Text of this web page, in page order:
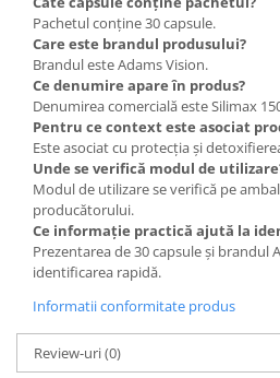
Pachetul conține 30 capsule.
Care este brandul produsului?
Brandul este Adams Vision.
Ce denumire apare în produs?
Denumirea comercială este Silimax
Pentru ce context este asociat
Este asociat cu protecția și
Unde se verifică modul de
Modul de utilizare se verifică pe
producătorului.
Ce informație practică ajută la
Prezentarea de 30 capsule și brandul
identificarea rapidă.
Informatii conformitate produs
Review-uri(0)